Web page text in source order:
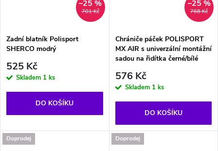
701 Kč
–25 %
Zadní blatník Polisport
SHERCO modrý
525 Kč
Skladem 1 ks
DO KOŠÍKU
768 Kč
–25 %
Chrániče páček POLISPORT
MX AIR s univerzální montážní
sadou na řidítka černé/bílé
576 Kč
Skladem 1 ks
DO KOŠÍKU
Doprodej Doprodej